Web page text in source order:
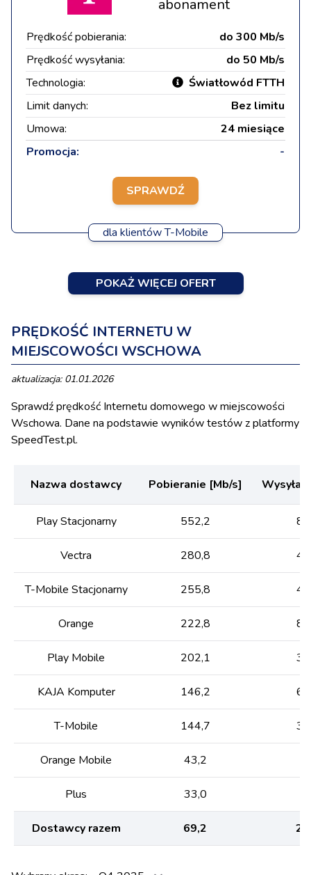
abonament
Prędkość pobierania:
do 300 Mb/s
Prędkość wysyłania:
do 50 Mb/s
Technologia:
Światłowód FTTH
Limit danych:
Bez limitu
Umowa:
24 miesiące
Promocja:
-
SPRAWDŹ
dla klientów T-Mobile
POKAŻ WIĘCEJ OFERT
PRĘDKOŚĆ INTERNETU W
MIEJSCOWOŚCI WSCHOWA
aktualizacja: 01.01.2026
Sprawdź prędkość Internetu domowego w miejscowości
Wschowa. Dane na podstawie wyników testów z platformy
SpeedTest.pl.
Nazwa dostawcy Pobieranie [Mb/s]
Play Stacjonarny 552,2
Vectra 280,8
T-Mobile Stacjonarny 255,8
Orange 222,8
Play Mobile 202,1
KAJA Komputer 146,2
T-Mobile 144,7
Orange Mobile 43,2
Plus 33,0
Dostawcy razem 69,2